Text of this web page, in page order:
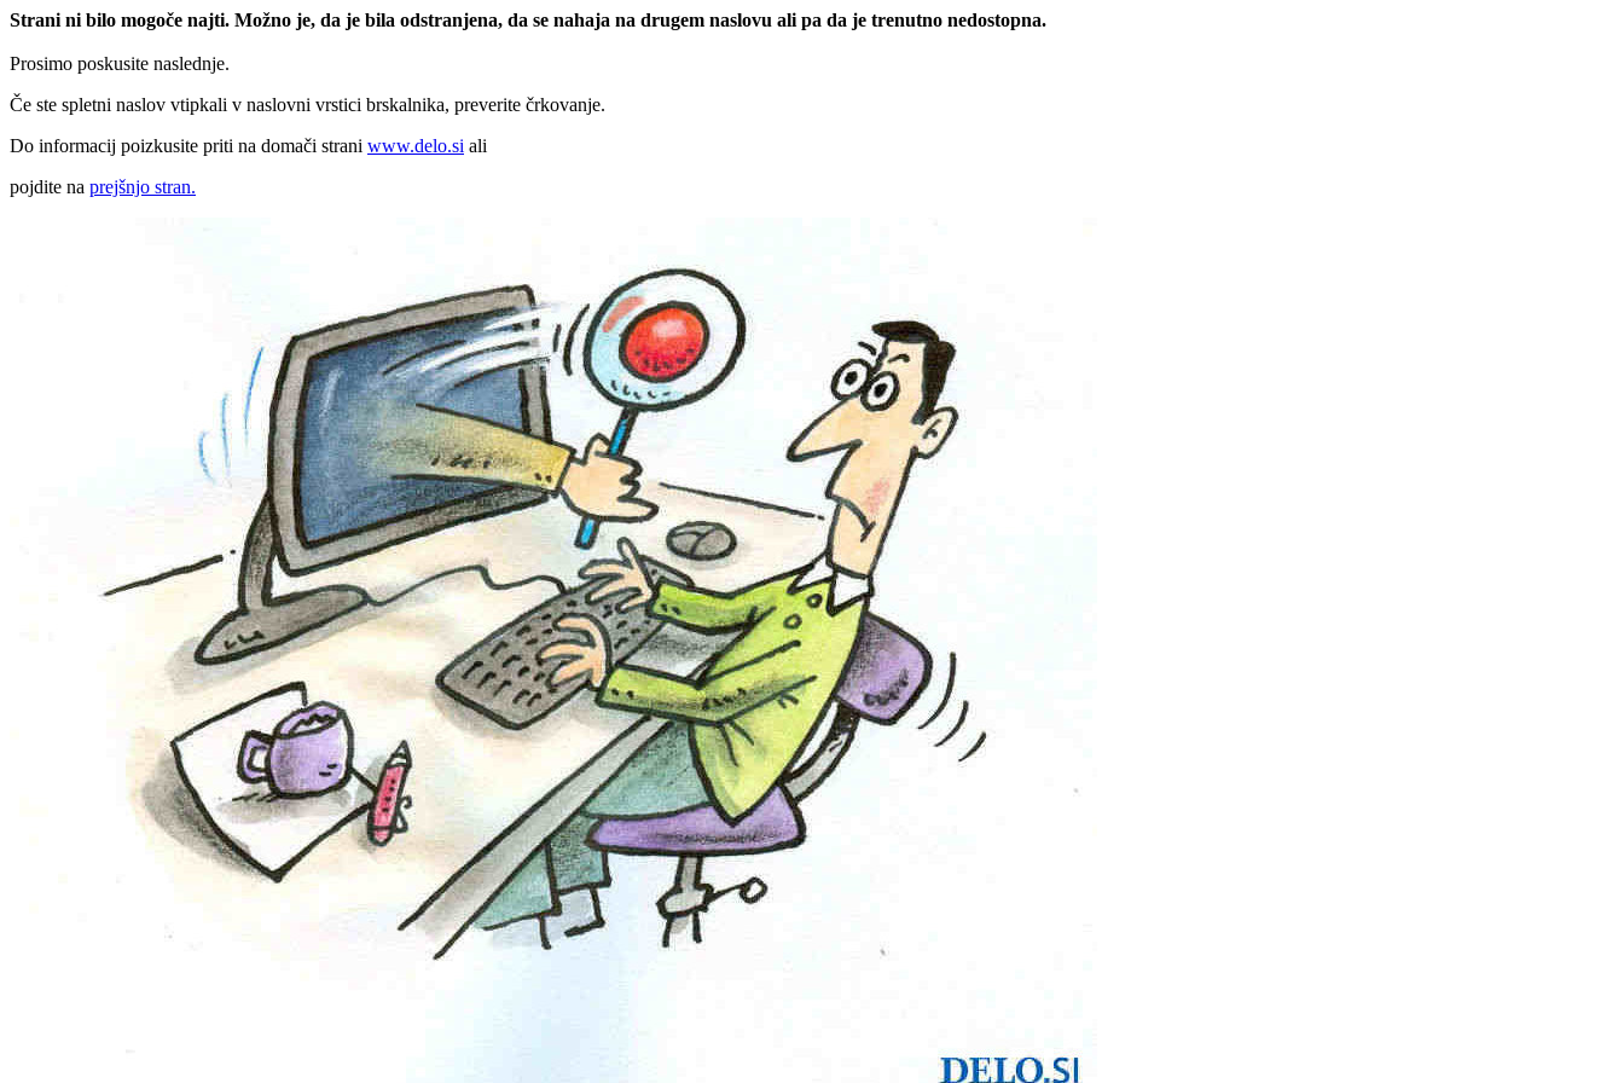
Strani ni bilo mogoče najti. Možno je, da je bila odstranjena, da se nahaja na drugem naslovu ali pa da je trenutno nedostopna.
Prosimo poskusite naslednje.
Če ste spletni naslov vtipkali v naslovni vrstici brskalnika, preverite črkovanje.
Do informacij poizkusite priti na domači strani www.delo.si ali
pojdite na prejšnjo stran.